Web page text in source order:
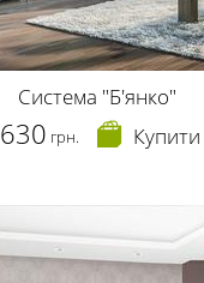
Система "Б'янко"
630 грн. Купити